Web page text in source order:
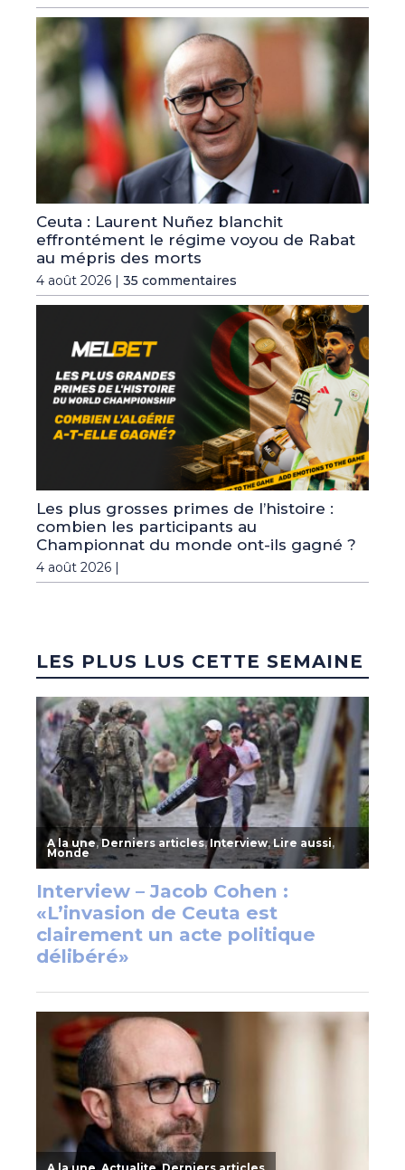
Ceuta : Laurent Nuñez blanchit
effrontément le régime voyou de Rabat
au mépris des morts
4 août 2026 | 35 commentaires
Les plus grosses primes de l’histoire :
combien les participants au
Championnat du monde ont-ils gagné ?
4 août 2026 |
LES PLUS LUS CETTE SEMAINE